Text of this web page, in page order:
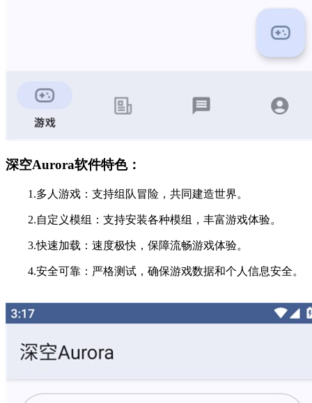
深空Aurora软件特色：
1.多人游戏：支持组队冒险，共同建造世界。
2.自定义模组：支持安装各种模组，丰富游戏体验。
3.快速加载：速度极快，保障流畅游戏体验。
4.安全可靠：严格测试，确保游戏数据和个人信息安全。